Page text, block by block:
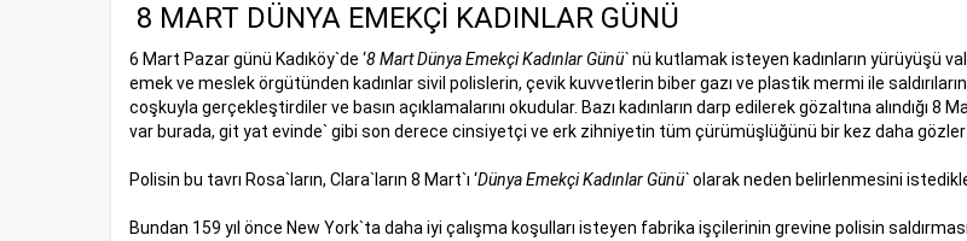
8 MART DÜNYA EMEKÇİ KADINLAR GÜNÜ
6 Mart Pazar günü Kadıköy`de ‘8 Mart Dünya Emekçi Kadınlar Günü`nü kutlamak isteyen kadınların yürüyüşü
emek ve meslek örgütünden kadınlar sivil polislerin, çevik kuvvetlerin biber gazı ve plastik mermi ile
coşkuyla gerçekleştirdiler ve basın açıklamalarını okudular. Bazı kadınların darp edilerek gözaltına alındığı 8
var burada, git yat evinde` gibi son derece cinsiyetçi ve erk zihniyetin tüm çürümüşlüğünü bir kez daha gözler
Polisin bu tavrı Rosa`ların, Clara`ların 8 Mart`ı ‘Dünya Emekçi Kadınlar Günü`olarak neden belirlenmesini
Bundan 159 yıl önce New York`ta daha iyi çalışma koşulları isteyen fabrika işçilerinin grevine polisin